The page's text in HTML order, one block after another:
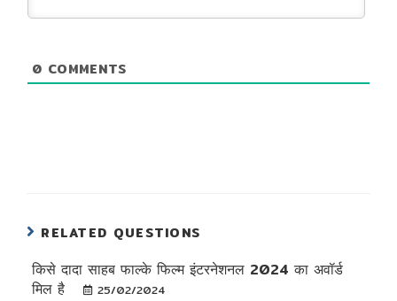
0 COMMENTS
RELATED QUESTIONS
किसे दादा साहब फाल्के फिल्म इंटरनेशनल 2024 का अवॉर्ड
मिल है
25/02/2024